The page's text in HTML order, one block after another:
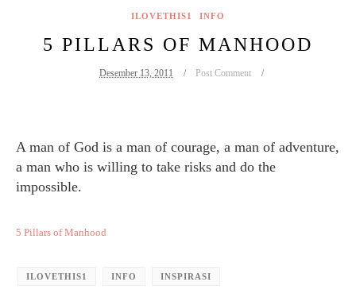
ILOVETHIS1 INFO
5 PILLARS OF MANHOOD
Desember 13, 2011 Post Comment
A man of God is a man of courage, a man of adventure,
a man who is willing to take risks and do the
impossible.
5 Pillars of Manhood
ILOVETHIS1 INFO INSPIRASI